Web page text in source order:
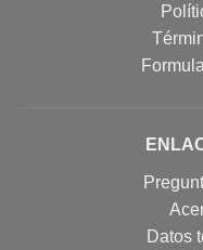
Datos